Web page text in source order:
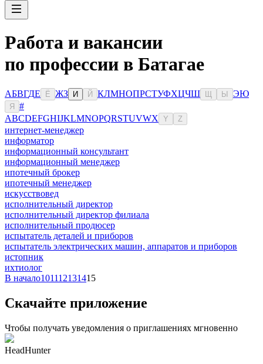
Работа и вакансии
по профессии в Батагае
АБВГДЕ Ё ЖЗ И Й КЛМНОПРСТУФХЦЧШ Ы ЭЮ
Я
#
ABCDEFGHIJKLMNOPQRSTUVWX Y Z
интернет-менеджер
информатор
информационный консультант
информационный менеджер
ипотечный брокер
ипотечный менеджер
искусствовед
исполнительный директор
исполнительный директор филиала
исполнительный продюсер
испытатель деталей и приборов
испытатель электрических машин, аппаратов и приборов
истопник
ихтиолог
В начало101112131415
Скачайте приложение
Чтобы получать уведомления о приглашениях мгновенно
HeadHunter